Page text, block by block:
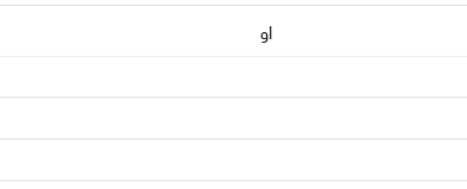
او